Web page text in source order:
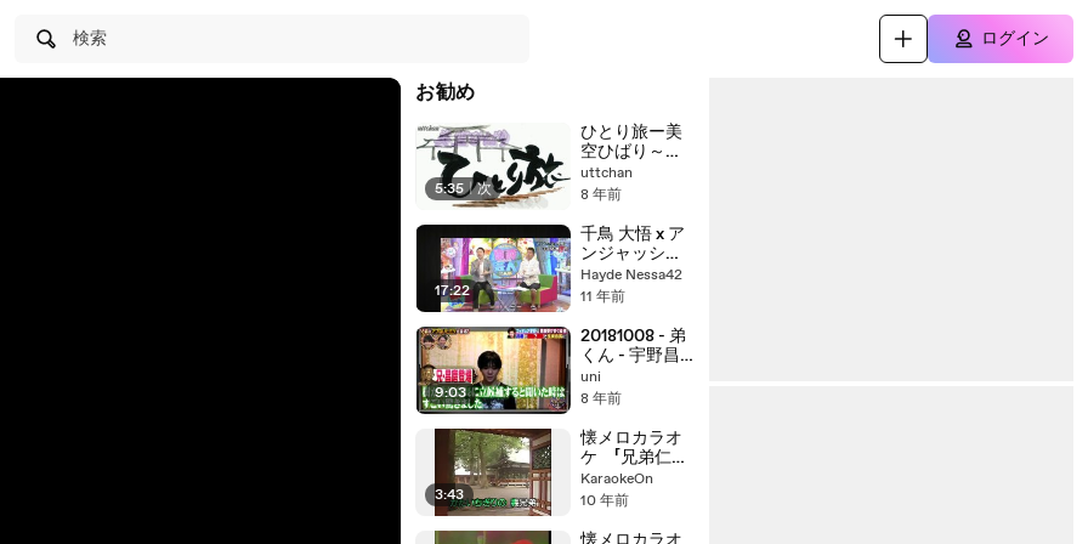
検索 ログイン
お勧め
5:35 | 次
ひとり旅ー美
空ひばり～り
んご追分入り
uttchan
8 年前
17:22
千鳥 大悟 x ア
ンジャッシュ
児嶋 1/3｜2人
旅
Hayde Nessa42
11 年前
9:03
20181008 - 弟
くん - 宇野昌
磨 - Shoma
Uno
uni
8 年前
3:43
懐メロカラオ
ケ 「兄弟仁
義」原曲 ♪北島
三郎
KaraokeOn
10 年前